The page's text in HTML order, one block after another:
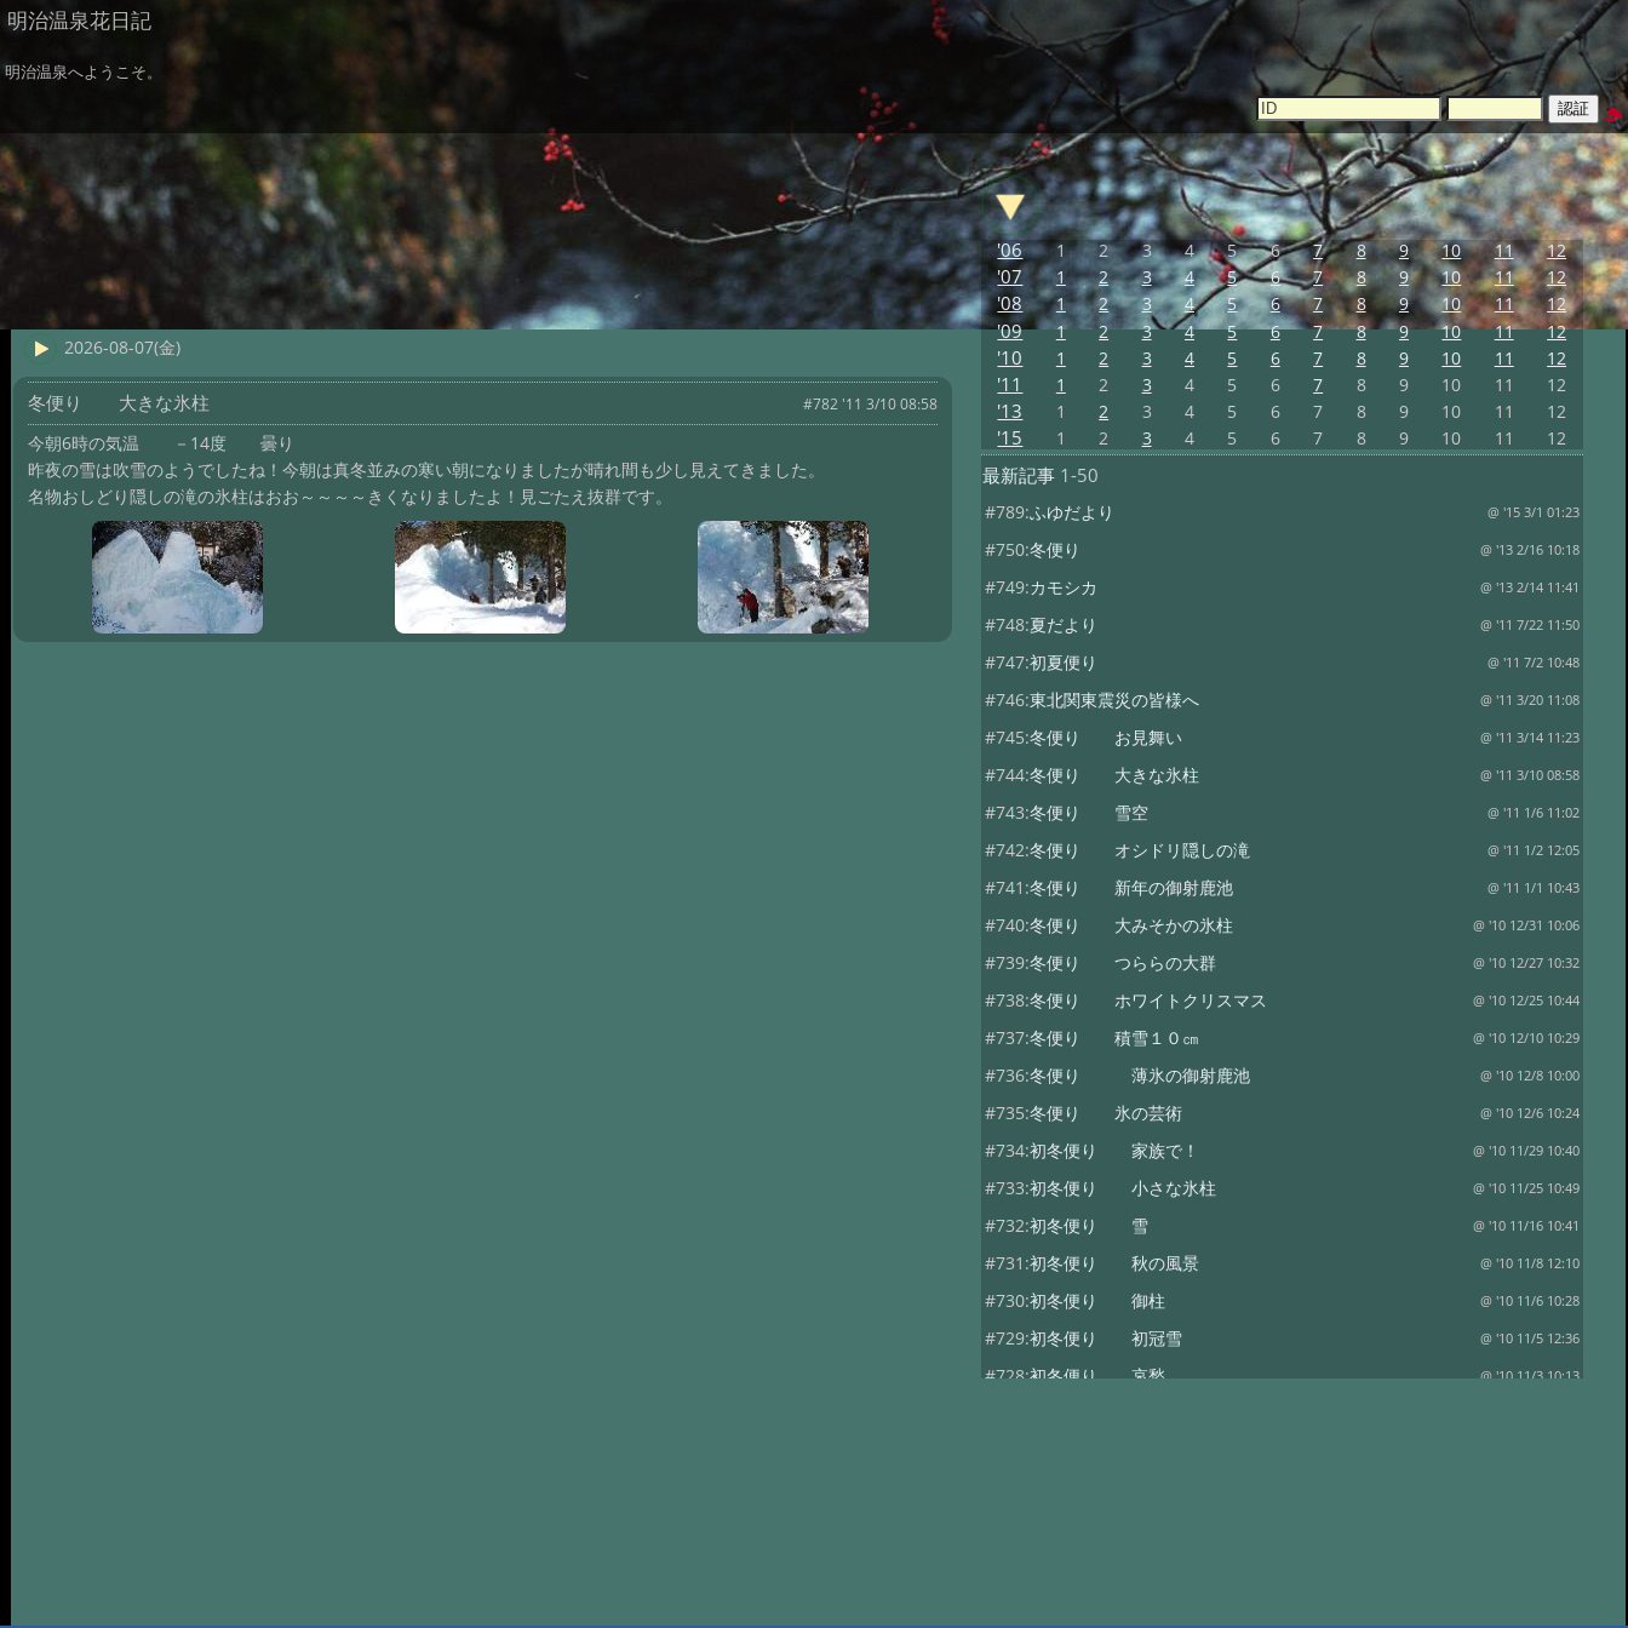
明治温泉花日記
明治温泉へようこそ。
2026-08-07(金)
冬便り 大きな氷柱 #782 '11 3/10 08:58
今朝6時の気温 －14度 曇り
昨夜の雪は吹雪のようでしたね！今朝は真冬並みの寒い朝になりましたが晴れ間も少し見えてきました。
名物おしどり隠しの滝の氷柱はおお～～～～きくなりましたよ！見ごたえ抜群です。
'06 1 2 3 4 5 6 7 8 9 10 11 12
'07 1 2 3 4 5 6 7 8 9 10 11 12
'08 1 2 3 4 5 6 7 8 9 10 11 12
'09 1 2 3 4 5 6 7 8 9 10 11 12
'10 1 2 3 4 5 6 7 8 9 10 11 12
'11 1 2 3 4 5 6 7 8 9 10 11 12
'13 1 2 3 4 5 6 7 8 9 10 11 12
'15 1 2 3 4 5 6 7 8 9 10 11 12
最新記事1-50
#789:ふゆだより @ '15 3/1 01:23
#750:冬便り @ '13 2/16 10:18
#749:カモシカ @ '13 2/14 11:41
#748:夏だより @ '11 7/22 11:50
#747:初夏便り @ '11 7/2 10:48
#746:東北関東震災の皆様へ @ '11 3/20 11:08
#745:冬便り お見舞い @ '11 3/14 11:23
#744:冬便り 大きな氷柱 @ '11 3/10 08:58
#743:冬便り 雪空 @ '11 1/6 11:02
#742:冬便り オシドリ隠しの滝 @ '11 1/2 12:05
#741:冬便り 新年の御射鹿池 @ '11 1/1 10:43
#740:冬便り 大みそかの氷柱 @ '10 12/31 10:06
#739:冬便り つららの大群 @ '10 12/27 10:32
#738:冬便り ホワイトクリスマス @ '10 12/25 10:44
#737:冬便り 積雪１０㎝ @ '10 12/10 10:29
#736:冬便り 薄氷の御射鹿池 @ '10 12/8 10:00
#735:冬便り 氷の芸術 @ '10 12/6 10:24
#734:初冬便り 家族で！ @ '10 11/29 10:40
#733:初冬便り 小さな氷柱 @ '10 11/25 10:49
#732:初冬便り 雪 @ '10 11/16 10:41
#731:初冬便り 秋の風景 @ '10 11/8 12:10
#730:初冬便り 御柱 @ '10 11/6 10:28
#729:初冬便り 初冠雪 @ '10 11/5 12:36
#728:初冬便り 哀愁 @ '10 11/3 10:13